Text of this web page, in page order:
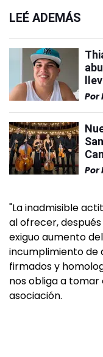
LEÉ ADEMÁS
Por
Por
"La inadmisible
al ofrecer,
exiguo aumento
incumplimiento
firmados y
nos obliga a tomar
asociación.